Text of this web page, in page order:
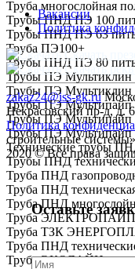
Труба многослойная
Трубы ПНД ПЭ 100
Трубы ПНД ПЭ 63
Труба ПЭ100+
Трубы ПНД ПЭ 80
Трубы ПЭ Мультиклин
Трубы ПЭ Мультиклин
Трубы ПЭ Мультипайп
Трубы ПЭ Мультипайп
Трубы ПЭ
Технические трубы
Трубы ПНД
Труба ПНД
Труба ПНД
Труба ПНД
Труба ЭЛЕКТРОПАЙП
Труба ТЗК
Труба ПНД
Труба ЭКОЛАЙН
Вакансии
Политика
Скачать
Скачать
zakaz24@iss-gk.ru
Некрасовский пр-д, д.
Политика
строительные системы»
2020 © Все права
Оставьте